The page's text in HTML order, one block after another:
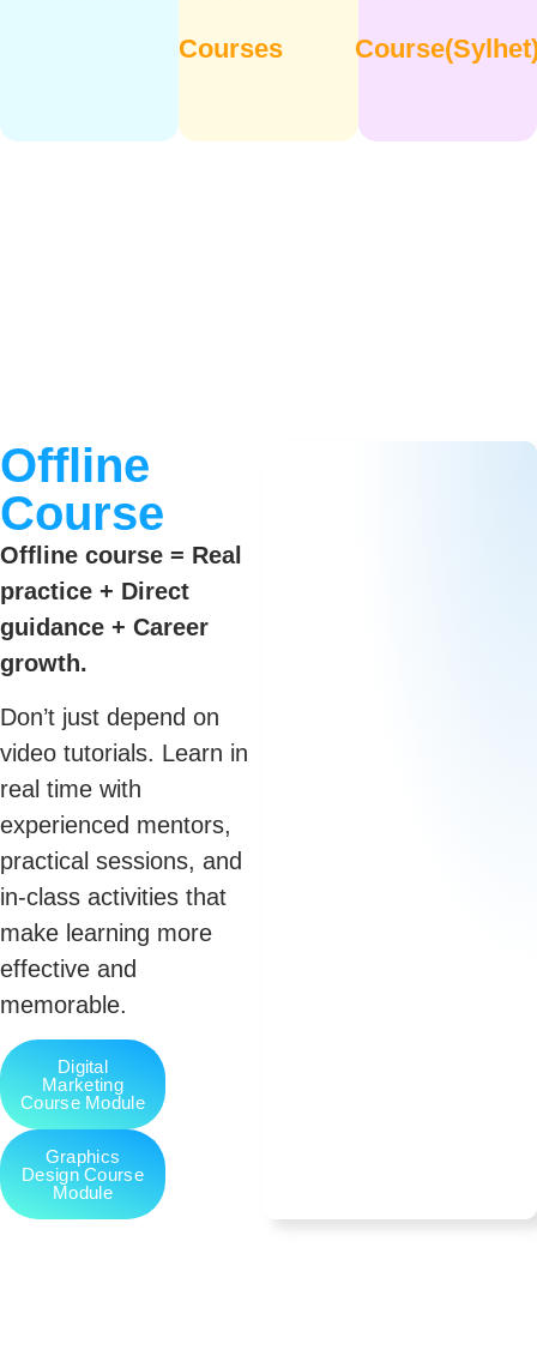
Courses
Offline
Course
Offline course = Real
practice + Direct
guidance + Career
growth.
Don’t just depend on
video tutorials. Learn in
real time with
experienced mentors,
practical sessions, and
in-class activities that
make learning more
effective and
memorable.
Digital
Marketing
Course Module
Graphics
Design Course
Module